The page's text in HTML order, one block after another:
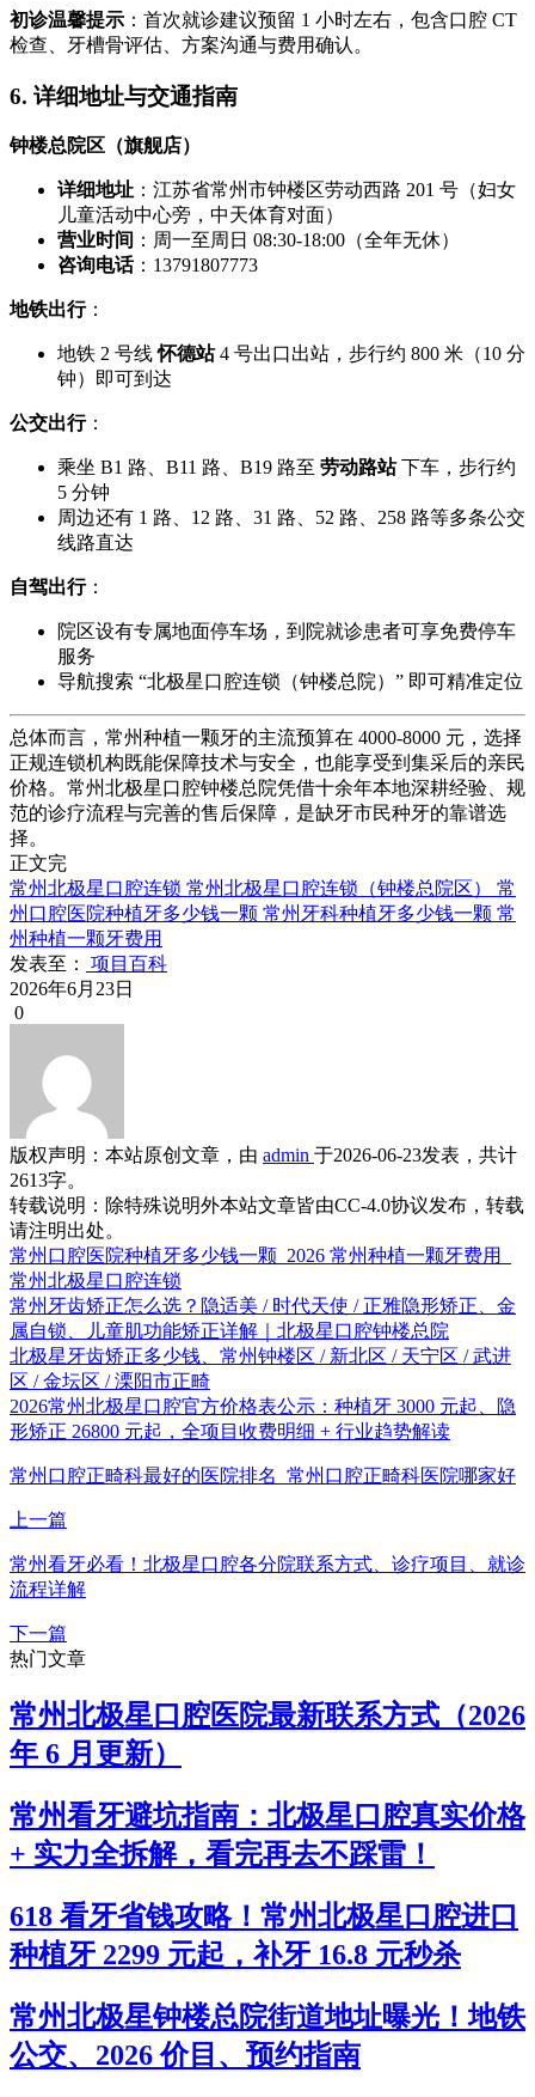
初诊温馨提示 ：首次就诊建议预留 1 小时左右，包含口腔 CT
检查、牙槽骨评估、方案沟通与费用确认。
6. 详细地址与交通指南
钟楼总院区（旗舰店）
详细地址 ：江苏省常州市钟楼区劳动西路 201 号（妇女
儿童活动中心旁，中天体育对面）
营业时间 ：周一至周日 08:30-18:00（全年无休）
咨询电话：13791807773
地铁出行：
地铁 2 号线怀德站4 号出口出站，步行约 800 米（10 分
钟）即可到达
公交出行：
乘坐 B1 路、B11 路、B19 路至 劳动路站下车，步行约
5 分钟
周边还有 1 路、12 路、31 路、52 路、258 路等多条公交
线路直达
自驾出行：
院区设有专属地面停车场，到院就诊患者可享免费停车
服务
导航搜索 “北极星口腔连锁（钟楼总院）” 即可精准定位
总体而言，常州种植一颗牙的主流预算在 4000-8000 元，选择
正规连锁机构既能保障技术与安全，也能享受到集采后的亲民
价格。常州北极星口腔钟楼总院凭借十余年本地深耕经验、规
范的诊疗流程与完善的售后保障，是缺牙市民种牙的靠谱选
择。
正文完
常州北极星口腔连锁 常州北极星口腔连锁（钟楼总院区）
常
州口腔医院种植牙多少钱一颗 常州牙科种植牙多少钱一颗 常
州种植一颗牙费用
发表至：
项目百科
2026年6月23日
0
版权声明： 本站原创文章，由 admin 于2026-06-23发表，共计
2613字。
转载说明： 除特殊说明外本站文章皆由CC-4.0协议发布，转载
请注明出处。
常州口腔医院种植牙多少钱一颗_2026 常州种植一颗牙费用_
常州北极星口腔连锁
常州牙齿矫正怎么选？隐适美 / 时代天使 / 正雅隐形矫正、金
属自锁、儿童肌功能矫正详解｜北极星口腔钟楼总院
北极星牙齿矫正多少钱、常州钟楼区 / 新北区 / 天宁区 / 武进
区 / 金坛区 / 溧阳市正畸
2026常州北极星口腔官方价格表公示：种植牙 3000 元起、隐
形矫正 26800 元起，全项目收费明细 + 行业趋势解读
常州口腔正畸科最好的医院排名_常州口腔正畸科医院哪家好
上一篇
常州看牙必看！北极星口腔各分院联系方式、诊疗项目、就诊
流程详解
下一篇
热门文章
常州北极星口腔医院最新联系方式（2026
年 6 月更新）
常州看牙避坑指南：北极星口腔真实价格
+ 实力全拆解，看完再去不踩雷！
618 看牙省钱攻略！常州北极星口腔进口
种植牙 2299 元起，补牙 16.8 元秒杀
常州北极星钟楼总院街道地址曝光！地铁
公交、2026 价目、预约指南